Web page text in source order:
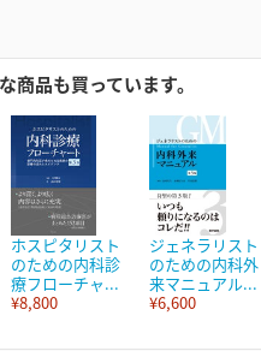
商品も買っています。
ホスピタリスト
のための内科診
療フローチャ...
¥8,800
ジェネラリスト
のための内科外
来マニュアル...
¥6,600